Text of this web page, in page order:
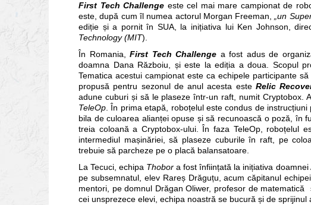
First Tech Challenge este cel mai mare campionat de
este, după cum îl numea actorul Morgan Freeman,„un
ediție și a pornit în SUA, la inițiativa lui Ken Johnson,
Technology (MIT).
În Romania,First Tech Challenge a fost adus de
doamna Dana Războiu, și este la ediția a doua. Scopul
Tematica acestui campionat este ca echipele participante
propusă pentru sezonul de anul acesta este Relic
adune cuburi și să le plaseze într-un raft, numit Cryptobox.
TeleOp. În prima etapă, roboțelul este condus de
bila de culoarea alianței opuse și să recunoască o poză, în
treia coloană a Cryptobox-ului. În faza TeleOp, roboțelul
intermediul mașinăriei, să plaseze cuburile în raft, pe
trebuie să parcheze pe o placă balansatoare.
La Tecuci, echipa Thobora fost înființată la inițiativa
pe subsemnatul, elev Rareș Drăguțu, acum căpitanul
mentori, pe domnul Drăgan Oliwer, profesor de
cei unsprezece elevi, echipa noastră se bucură și de sprijinul